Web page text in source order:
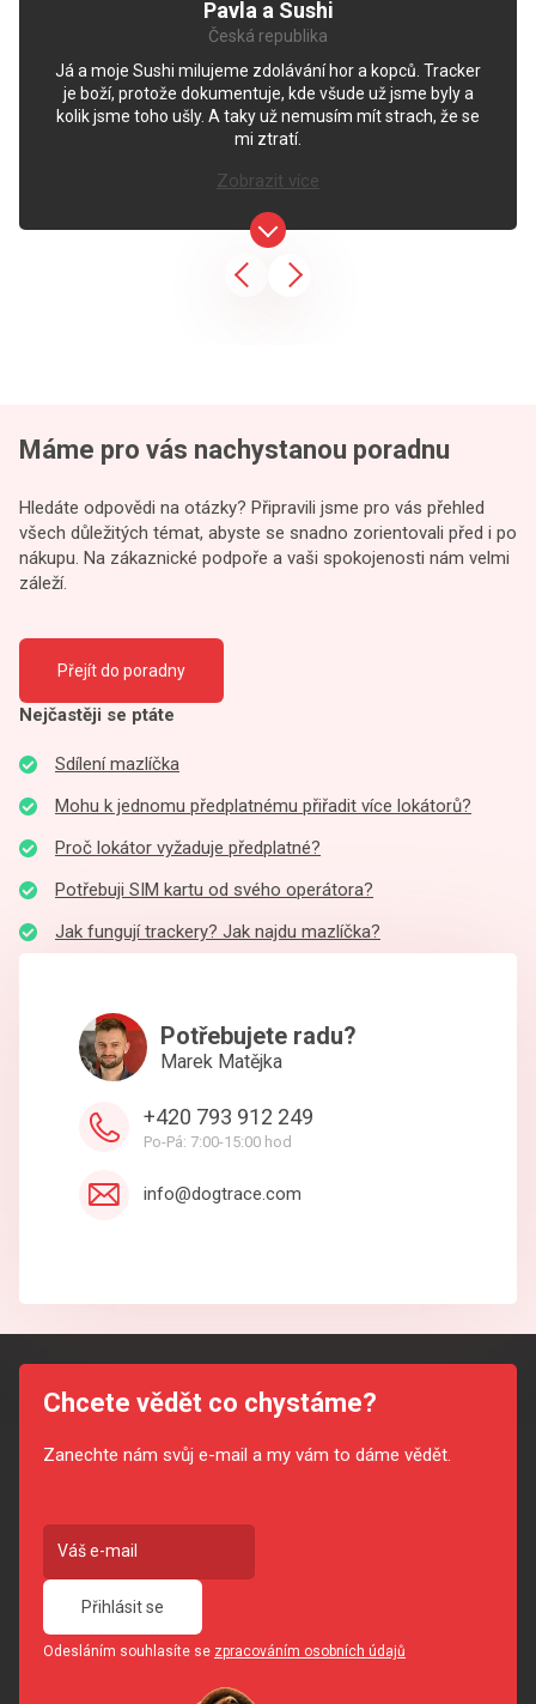
Pavla a Sushi
Česká republika
Já a moje Sushi milujeme zdolávání hor a kopců. Tracker
je boží, protože dokumentuje, kde všude už jsme byly a
kolik jsme toho ušly. A taky už nemusím mít strach, že se
mi ztratí.
DOG GPS mini lokátor pro
1 299 Kč
Zobrazit více
Máme pro vás nachystanou poradnu
Hledáte odpovědi na otázky? Připravili jsme pro vás přehled
všech důležitých témat, abyste se snadno zorientovali před i po
nákupu. Na zákaznické podpoře a vaši spokojenosti nám velmi
záleží.
Přejít do poradny
Nejčastěji se ptáte
Sdílení mazlíčka
Mohu k jednomu předplatnému přiřadit více lokátorů?
Proč lokátor vyžaduje předplatné?
Potřebuji SIM kartu od svého operátora?
Jak fungují trackery? Jak najdu mazlíčka?
Potřebujete radu?
Marek Matějka
+420 793 912 249
Po-Pá: 7:00-15:00 hod
info@dogtrace.com
Chcete vědět co chystáme?
Zanechte nám svůj e-mail a my vám to dáme vědět.
Přihlásit se
Odesláním souhlasíte se zpracováním osobních údajů